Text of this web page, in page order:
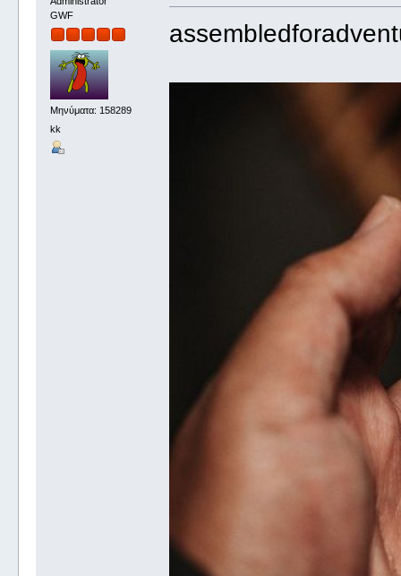
GWF
Μηνύματα: 158289
kk